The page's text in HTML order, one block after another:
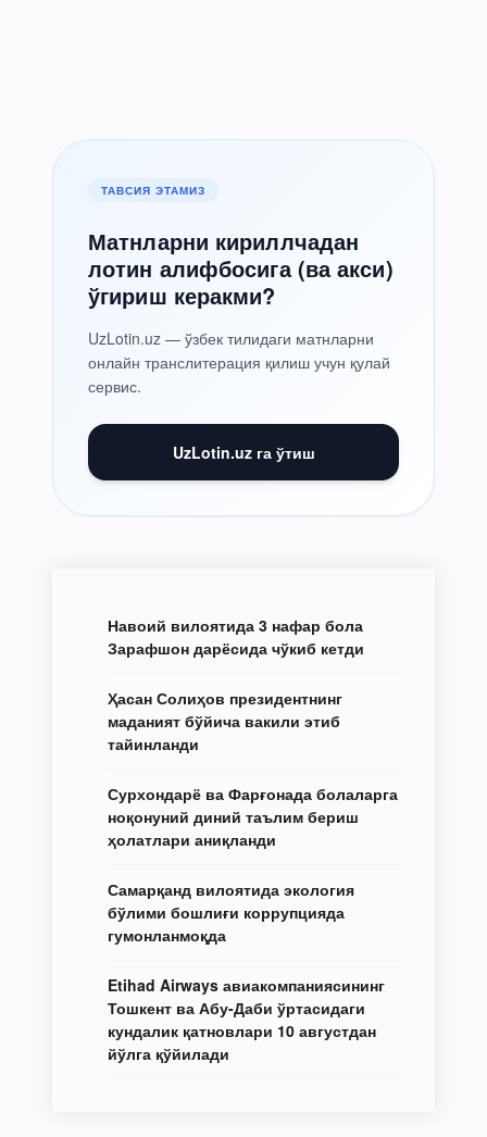
ТАВСИЯ ЭТАМИЗ
Матнларни кириллчадан
лотин алифбосига (ва акси)
ўгириш керакми?
UzLotin.uz — ўзбек тилидаги матнларни
онлайн транслитерация қилиш учун қулай
сервис.
UzLotin.uz га ўтиш
Навоий вилоятида 3 нафар бола
Зарафшон дарёсида чўкиб кетди
Ҳасан Солиҳов президентнинг
маданият бўйича вакили этиб
тайинланди
Сурхондарё ва Фарғонада болаларга
ноқонуний диний таълим бериш
ҳолатлари аниқланди
Самарқанд вилоятида экология
бўлими бошлиғи коррупцияда
гумонланмоқда
Etihad Airways авиакомпаниясининг
Тошкент ва Абу-Даби ўртасидаги
кундалик қатновлари 10 августдан
йўлга қўйилади